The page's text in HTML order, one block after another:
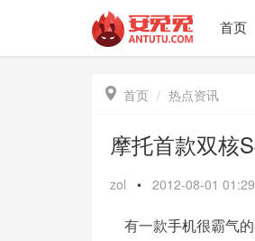
首页
 首页 热点资讯
摩托首款双核
zol • 2012-08-01
有一款手机很霸气